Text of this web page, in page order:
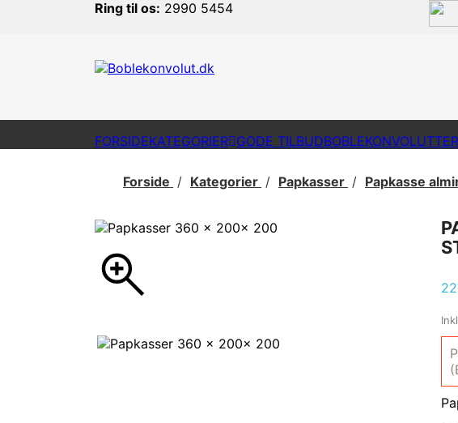
Ring til os: 2990 5454
FORSIDEKATEGORIER GODE TILBUDBOBLEKONVOLUTTER
Forside Kategorier Papkasser Papkasse